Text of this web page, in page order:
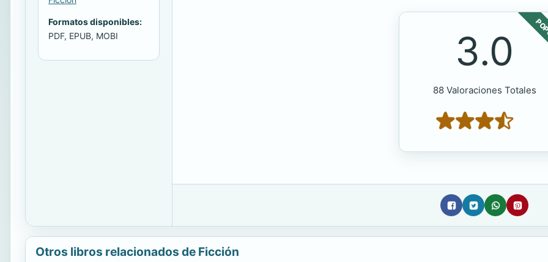
Formatos disponibles:
PDF, EPUB, MOBI
3.0
88 Valoraciones Totales
Otros libros relacionados de Ficción